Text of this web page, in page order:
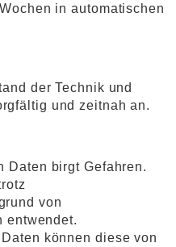
in automatischen
der Technik und
und zeitnah an.
Daten birgt Gefahren.
von
entwendet.
können diese von